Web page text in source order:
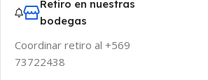
Retiro en nuestras
bodegas
Coordinar retiro al +569
73722438